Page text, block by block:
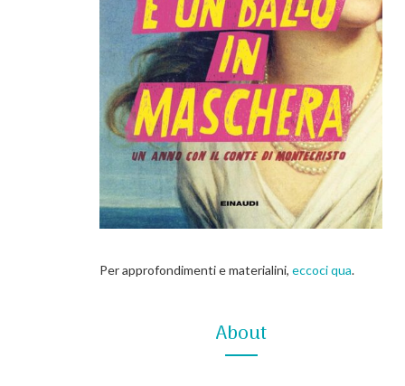
Per approfondimenti e materialini, eccoci qua.
About